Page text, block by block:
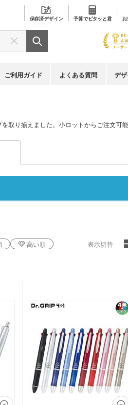
保存済デザイン 予算でピタッと君 お
ご利用ガイド よくある質問 デ
取り揃えました。小ロットからご注文可
高い順 表示切替
キャンバストートバッグ
(8oz～)